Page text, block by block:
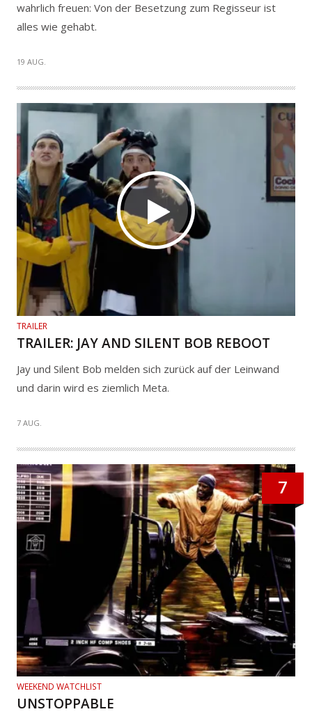
wahrlich freuen: Von der Besetzung zum Regisseur ist
alles wie gehabt.
19 AUG.
TRAILER
TRAILER: JAY AND SILENT BOB REBOOT
Jay und Silent Bob melden sich zurück auf der Leinwand
und darin wird es ziemlich Meta.
7 AUG.
7
WEEKEND WATCHLIST
UNSTOPPABLE